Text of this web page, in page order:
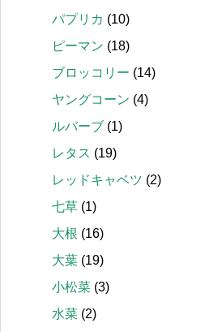
パプリカ (10)
ピーマン (18)
ブロッコリー (14)
ヤングコーン (4)
ルバーブ (1)
レタス (19)
レッドキャベツ (2)
七草 (1)
大根 (16)
大葉 (19)
小松菜 (3)
水菜 (2)